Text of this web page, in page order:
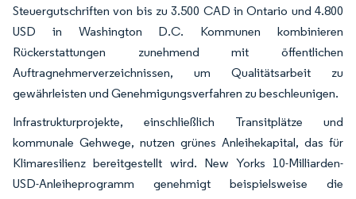
Steuergutschriften von bis zu 3.500 CAD in Ontario und 4.800
USD in Washington D.C. Kommunen kombinieren
Rückerstattungen zunehmend mit öffentlichen
Auftragnehmerverzeichnissen, um Qualitätsarbeit zu
gewährleisten und Genehmigungsverfahren zu beschleunigen.
Infrastrukturprojekte, einschließlich Transitplätze und
kommunale Gehwege, nutzen grünes Anleihekapital, das für
Klimaresilienz bereitgestellt wird. New Yorks 10-Milliarden-
USD-Anleiheprogramm genehmigt beispielsweise die